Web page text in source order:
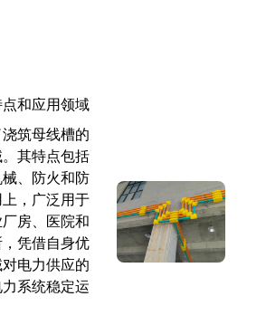
和应用领域
筑母线槽的
其特点包括
、防火和防
，广泛用于
房、医院和
凭借自身优
电力供应的
系统稳定运